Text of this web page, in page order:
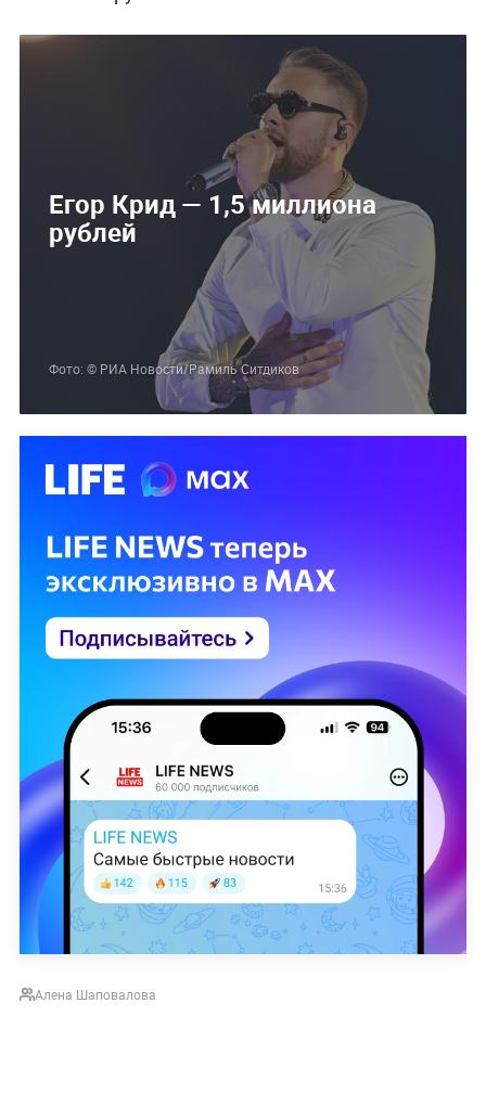
Егор Крид — 1,5 миллиона
рублей
Фото: © РИА Новости/Рамиль Ситдиков
Алена Шаповалова